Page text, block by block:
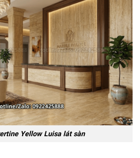
Yellow Luisa lát sàn